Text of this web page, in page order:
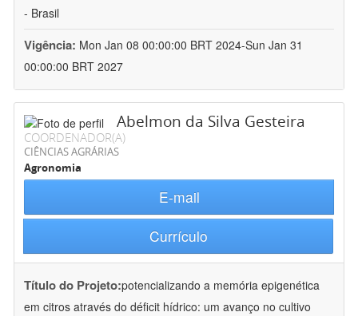
- Brasil
Vigência: Mon Jan 08 00:00:00 BRT 2024-Sun Jan 31
00:00:00 BRT 2027
Abelmon da Silva Gesteira
COORDENADOR(A)
CIÊNCIAS AGRÁRIAS
Agronomia
E-mail
Currículo
Título do Projeto:potencializando a memória epigenética
em citros através do déficit hídrico: um avanço no cultivo